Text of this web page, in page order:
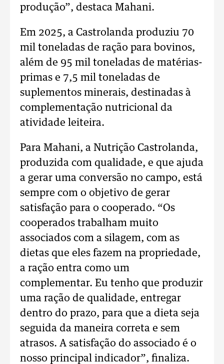
produção”, destaca Mahani.
Em 2025, a Castrolanda produziu 70
mil toneladas de ração para bovinos,
além de 95 mil toneladas de matérias-
primas e 7,5 mil toneladas de
suplementos minerais, destinadas à
complementação nutricional da
atividade leiteira.
Para Mahani, a Nutrição Castrolanda,
produzida com qualidade, e que ajuda
a gerar uma conversão no campo, está
sempre com o objetivo de gerar
satisfação para o cooperado. “Os
cooperados trabalham muito
associados com a silagem, com as
dietas que eles fazem na propriedade,
a ração entra como um
complementar. Eu tenho que produzir
uma ração de qualidade, entregar
dentro do prazo, para que a dieta seja
seguida da maneira correta e sem
atrasos. A satisfação do associado é o
nosso principal indicador”, finaliza.